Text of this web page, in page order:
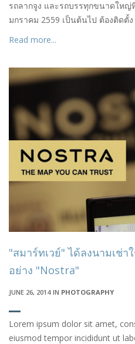
รถลากจูง และรถบรรทุกขนาดใหญ่
มกราคม 2559 เป็นต้นไป ต้องติดตั้ง
Read more...
"สมาร์ทเวย์" ได้ลงนามเช่
อย่าง "Nostra"
JUNE 26, 2014 IN PHOTOGRAPHY
Lorem ipsum dolor sit amet,
eiusmod tempor incididunt ut